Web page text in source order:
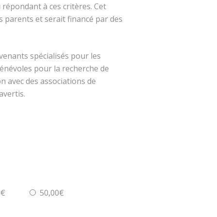
à ces critères. Cet
et serait financé par des
spécialisés pour les
pour la recherche de
avec des associations de
50,00€